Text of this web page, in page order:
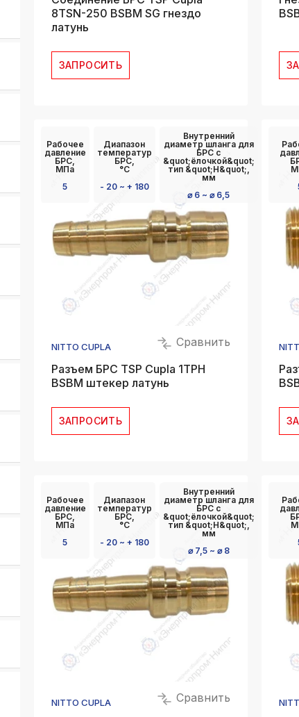
8TSN-250 BSBM SG гнездо
латунь
ЗАПРОСИТЬ
Рабочее
давление
БРС,
МПа
5
Диапазон
температур
БРС,
°C
- 20 ~ + 180
Внутренний
диаметр шланга для
БРС с
&quot;ёлочкой&quot;
тип &quot;Н&quot;,
мм
⌀ 6 ~ ⌀ 6,5
NITTO CUPLA
Сравнить
Разъем БРС TSP Cupla 1TPH
BSBM штекер латунь
ЗАПРОСИТЬ
Рабочее
давление
БРС,
МПа
5
Диапазон
температур
БРС,
°C
- 20 ~ + 180
Внутренний
диаметр шланга для
БРС с
&quot;ёлочкой&quot;
тип &quot;Н&quot;,
мм
⌀ 7,5 ~ ⌀ 8
NITTO CUPLA
Сравнить